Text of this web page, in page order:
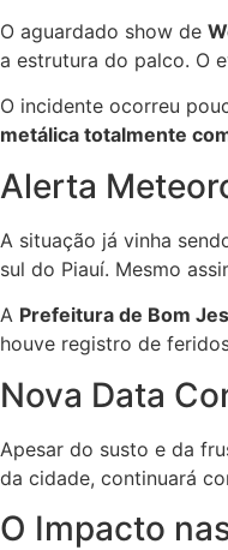
O aguardado show de
a estrutura do palco. O
O incidente ocorreu
metálica totalmente
Alerta
A situação já vinha
sul do Piauí. Mesmo
A Prefeitura de Bom
houve registro de
Nova Data
Apesar do susto e da
da cidade, continuará
O Impacto